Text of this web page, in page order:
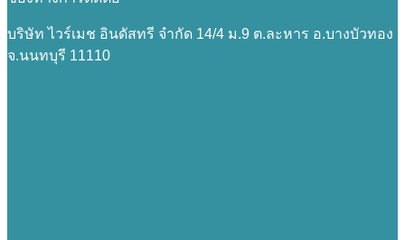
บริษัท ไวร์เมช อินดัสทรี จำกัด 14/4 ม.9 ต.ละหาร อ.บางบัวทอง
จ.นนทบุรี 11110